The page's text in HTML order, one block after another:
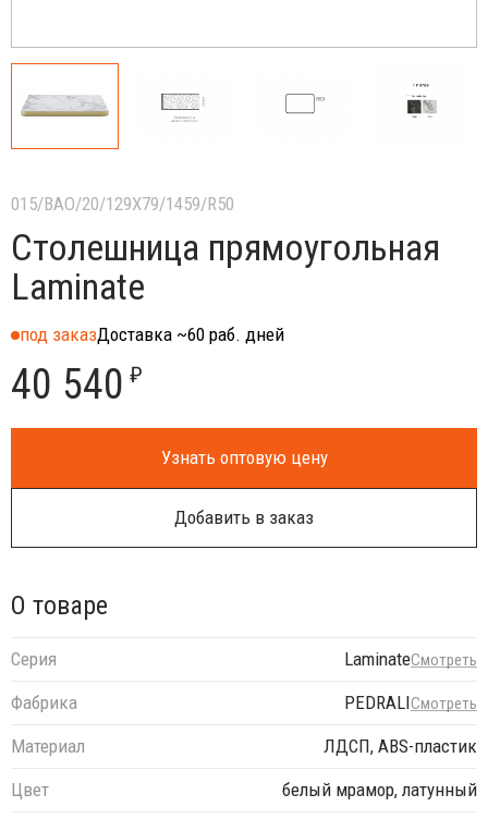
015/BAO/20/129X79/1459/R50
Столешница прямоугольная
Laminate
под заказДоставка ~60 раб. дней
40 540 ₽
Узнать оптовую цену
Добавить в заказ
О товаре
Серия LaminateСмотреть
Фабрика PEDRALIСмотреть
Материал
ЛДСП, ABS-пластик
Цвет
белый мрамор, латунный